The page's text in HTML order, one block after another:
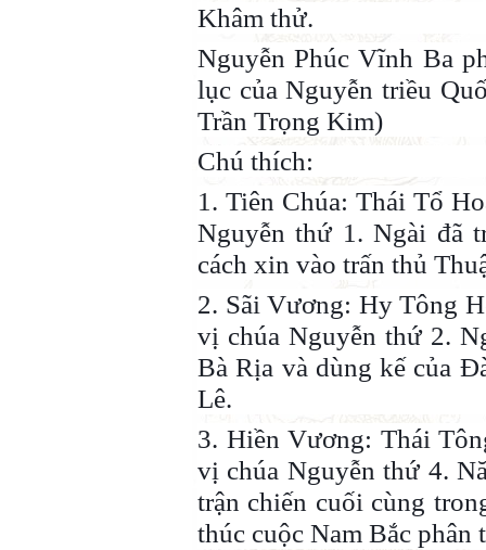
Khâm thử.
Nguyễn Phúc Vĩnh Ba
lục của Nguyễn triều
Trần Trọng Kim)
Chú thích:
1. Tiên Chúa: Thái Tổ
Nguyễn thứ 1. Ngài đã
cách xin vào trấn thủ
2. Sãi Vương: Hy Tông
vị chúa Nguyễn thứ 2.
Bà Rịa và dùng kế của
Lê.
3. Hiền Vương: Thái
vị chúa Nguyễn thứ 4.
trận chiến cuối cùng
thúc cuộc Nam Bắc phân